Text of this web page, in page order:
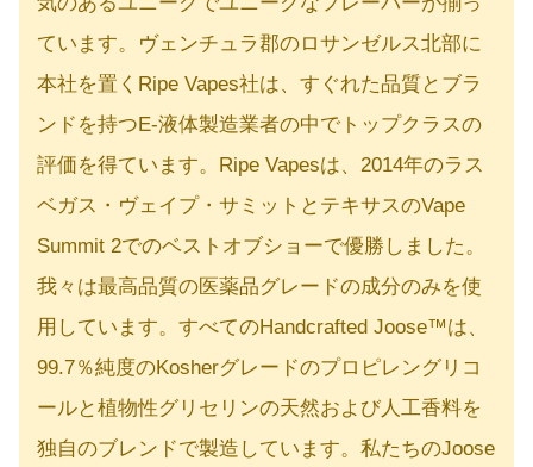
ています。ヴェンチュラ郡のロサンゼルス北部に
本社を置くRipe Vapes社は、すぐれた品質とブラ
ンドを持つE-液体製造業者の中でトップクラスの
評価を得ています。Ripe Vapesは、2014年のラス
ベガス・ヴェイプ・サミットとテキサスのVape
Summit 2でのベストオブショーで優勝しました。
我々は最高品質の医薬品グレードの成分のみを使
用しています。すべてのHandcrafted Joose™は、
99.7％純度のKosherグレードのプロピレングリコ
ールと植物性グリセリンの天然および人工香料を
独自のブレンドで製造しています。私たちのJoose